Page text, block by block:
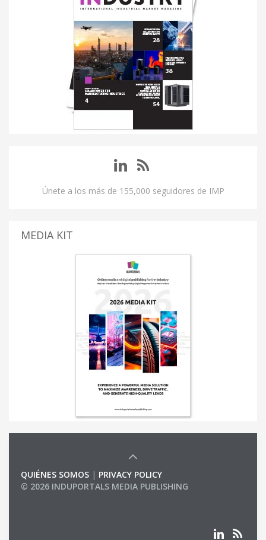
Únete a los más de 155,000 seguidores de IMP
MEDIA KIT
QUIÉNES SOMOS | PRIVACY POLICY
© 2026 INDUPORTALS MEDIA PUBLISHING